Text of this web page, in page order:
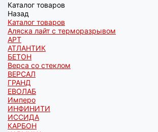
Каталог товаров
Назад
Каталог товаров
Аляска лайт с терморазрывом
АРТ
АТЛАНТИК
БЕТОН
Верса со стеклом
ВЕРСАЛ
ГРАНД
ЕВОЛАБ
Имперо
ИНФИНИТИ
ИССИДА
КАРБОН